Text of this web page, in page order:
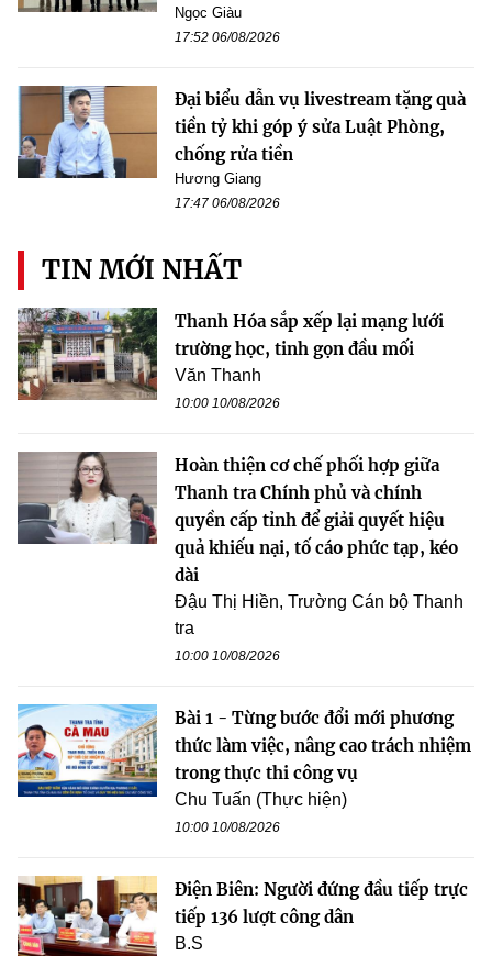
Ngọc Giàu
17:52 06/08/2026
Đại biểu dẫn vụ livestream tặng quà
tiền tỷ khi góp ý sửa Luật Phòng,
chống rửa tiền
Hương Giang
17:47 06/08/2026
TIN MỚI NHẤT
Thanh Hóa sắp xếp lại mạng lưới
trường học, tinh gọn đầu mối
Văn Thanh
10:00 10/08/2026
Hoàn thiện cơ chế phối hợp giữa
Thanh tra Chính phủ và chính
quyền cấp tỉnh để giải quyết hiệu
quả khiếu nại, tố cáo phức tạp, kéo
dài
Đậu Thị Hiền, Trường Cán bộ Thanh
tra
10:00 10/08/2026
Bài 1 - Từng bước đổi mới phương
thức làm việc, nâng cao trách nhiệm
trong thực thi công vụ
Chu Tuấn (Thực hiện)
10:00 10/08/2026
Điện Biên: Người đứng đầu tiếp trực
tiếp 136 lượt công dân
B.S